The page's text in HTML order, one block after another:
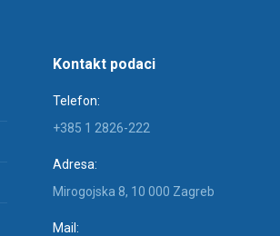
Kontakt podaci
Telefon:
+385 1 2826-222
Adresa:
Mirogojska 8, 10 000 Zagreb
Mail: